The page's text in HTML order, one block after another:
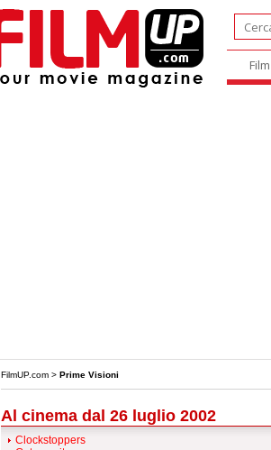
Film
FilmUP.com > Prime Visioni
Al cinema dal 26 luglio 2002
Clockstoppers